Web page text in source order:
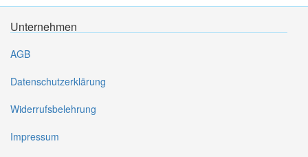
Unternehmen
AGB
Datenschutzerklärung
Widerrufsbelehrung
Impressum